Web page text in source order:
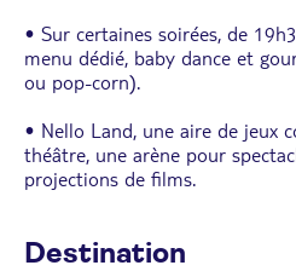
• Sur certaines soirées, de
menu dédié, baby dance et
ou pop-corn).
• Nello Land, une aire de jeux
théâtre, une arène pour
projections de films.
Destination